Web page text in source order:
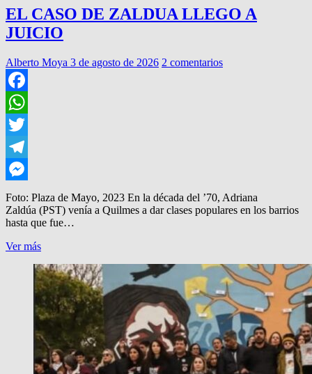
EL CASO DE ZALDUA LLEGO A
JUICIO
Alberto Moya 3 de agosto de 2026 2 comentarios
Facebook
WhatsApp
Twitter
Telegram
Messenger
Foto: Plaza de Mayo, 2023 En la década del ’70, Adriana
Zaldúa (PST) venía a Quilmes a dar clases populares en los barrios
hasta que fue…
Ver másEL
DE
ZALDUA
LLEGO
A
JUICIO